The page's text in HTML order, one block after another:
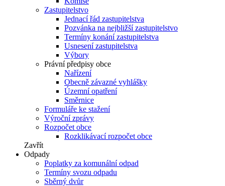
Zastupitelstvo
Jednací řád zastupitelstva
Pozvánka na nejbližší zastupitelstvo
Termíny konání zastupitelstva
Usnesení zastupitelstva
Výbory
Právní předpisy obce
Nařízení
Obecně závazné vyhlášky
Územní opatření
Směrnice
Formuláře ke stažení
Výroční zprávy
Rozpočet obce
Rozklikávací rozpočet obce
Zavřít
Odpady
Poplatky za komunální odpad
Termíny svozu odpadu
Sběrný dvůr